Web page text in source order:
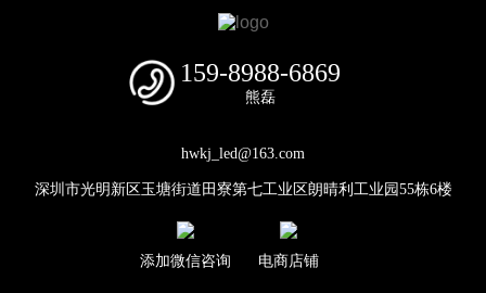
159-8988-6869
熊磊
hwkj_led@163.com
深圳市光明新区玉塘街道田寮第七工业区朗晴利工业园55栋6楼
添加微信咨询 电商店铺